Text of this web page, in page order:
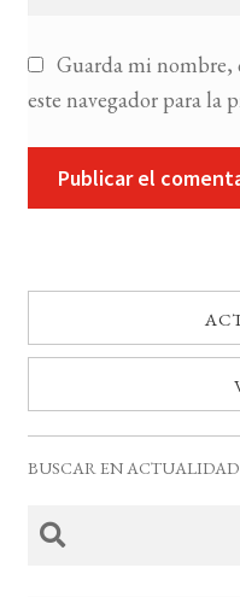
Guarda mi nombre,
este navegador para la
BUSCAR EN ACTUALIDAD